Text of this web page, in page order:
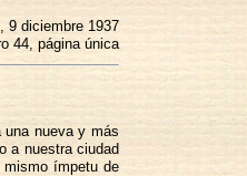
9 diciembre 1937
44, página única
una nueva y más
a nuestra ciudad
mismo ímpetu de